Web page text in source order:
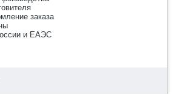
заказа
и ЕАЭС